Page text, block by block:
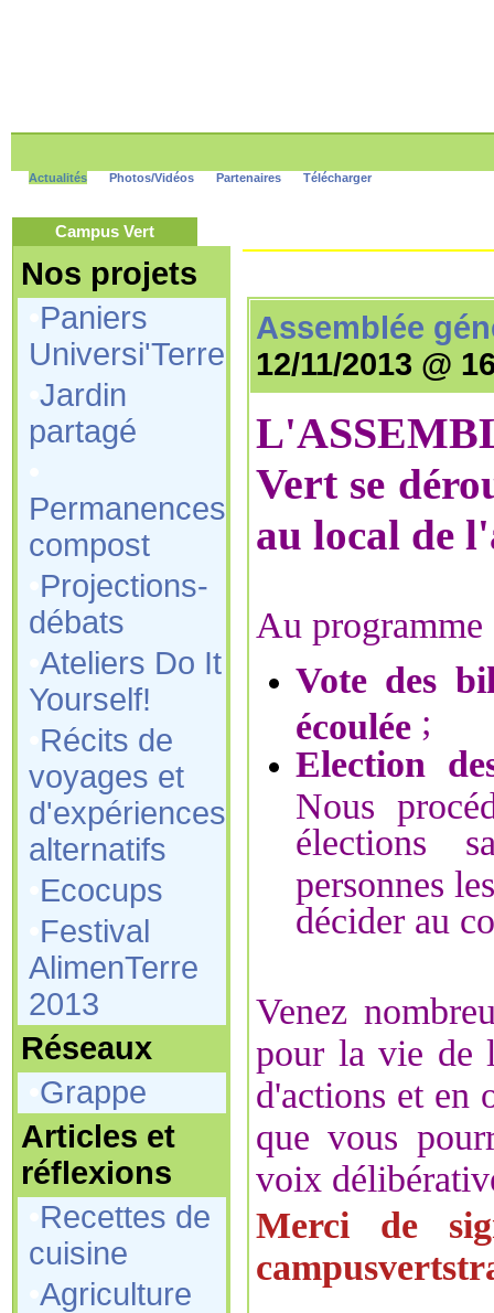
Actualités Photos/Vidéos Partenaires Télécharger
Campus Vert
Nos projets
Paniers
Universi'Terre
Jardin
partagé
Permanences
compost
Projections-
débats
Ateliers Do It
Yourself!
Récits de
voyages et
d'expériences
alternatifs
Ecocups
Festival
AlimenTerre
2013
Réseaux
Grappe
Articles et
réflexions
Recettes de
cuisine
Agriculture
Assemblée
12/11/2013 @
L'
Vertse
au local de
Au programme
Vote des
écoulée ;
Election
Nous
élections
personnes
décider au
Venez
pour la vie de
d'actions et en
que vous
voix
Merci de